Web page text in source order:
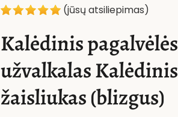
(jūsų atsiliepimas)
Kalėdinis pagalvėlės
užvalkalas Kalėdinis
žaisliukas (blizgus)